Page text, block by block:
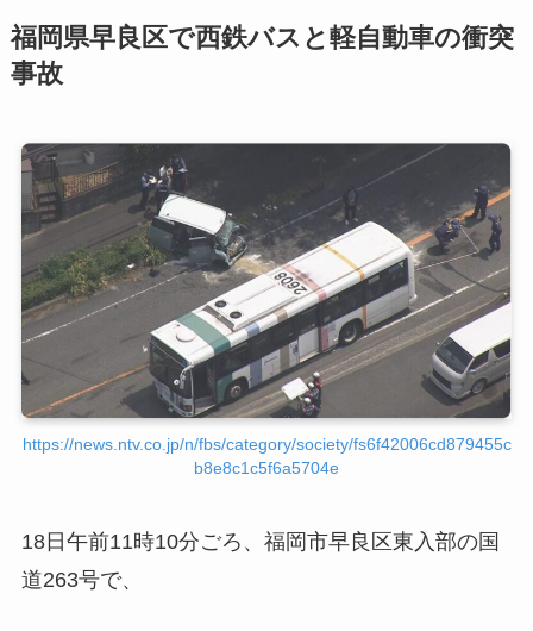
福岡県早良区で西鉄バスと軽自動車の衝突
事故
https://news.ntv.co.jp/n/fbs/category/society/fs6f42006cd879455c
b8e8c1c5f6a5704e
18日午前11時10分ごろ、福岡市早良区東入部の国
道263号で、